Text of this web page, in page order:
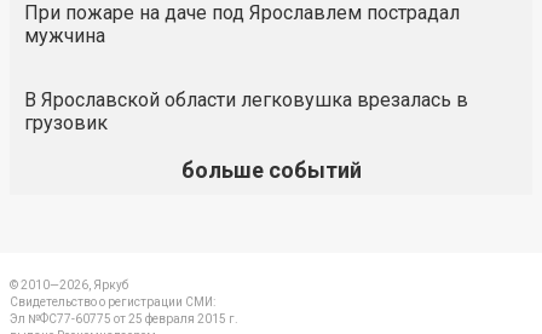
При пожаре на даче под Ярославлем пострадал
мужчина
В Ярославской области легковушка врезалась в
грузовик
больше событий
© 2010—2026, Яркуб
Свидетельство о регистрации СМИ:
Эл №ФС77-60775 от 25 февраля 2015 г.